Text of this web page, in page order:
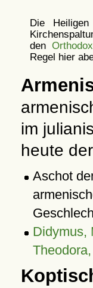
Die
den
Regel hier
im
heute der
Aschot
Didymus,